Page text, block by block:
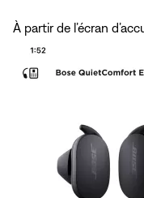
À partir de l’écran